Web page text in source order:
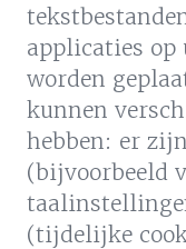
applicaties op
worden
kunnen
hebben: er
(bijvoorbeeld
(tijdelijke